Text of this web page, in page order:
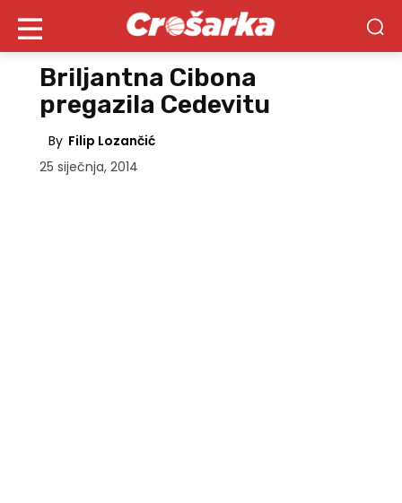
Briljantna Cibona
pregazila Cedevitu
By Filip Lozančić
25 siječnja, 2014